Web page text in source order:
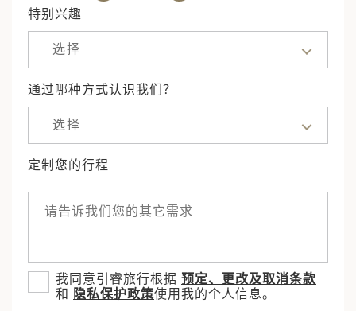
特别兴趣
选择
通过哪种方式认识我们？
选择
定制您的行程
我同意引睿旅行根据 预定、更改及取消条款
和
隐私保护政策使用我的个人信息。